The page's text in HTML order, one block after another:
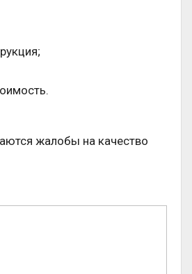
жалобы на качество